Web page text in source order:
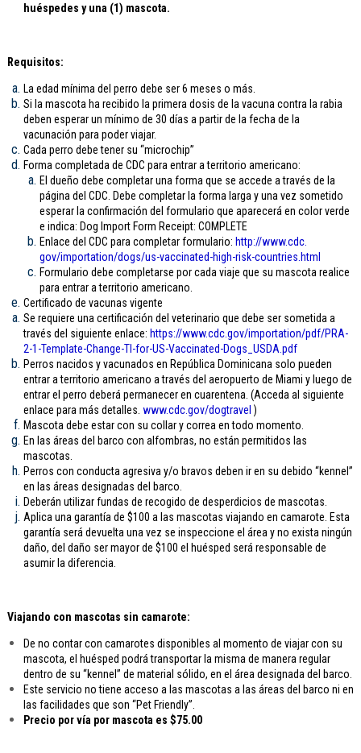
huéspedes y una (1) mascota.
Requisitos:
La edad mínima del perro debe ser 6 meses o más.
Si la mascota ha recibido la primera dosis de la vacuna contra la rabia
deben esperar un mínimo de 30 días a partir de la fecha de la
vacunación para poder viajar.
Cada perro debe tener su “microchip”
Forma completada de CDC para entrar a territorio americano:
El dueño debe completar una forma que se accede a través de la
página del CDC. Debe completar la forma larga y una vez sometido
esperar la confirmación del formulario que aparecerá en color verde
e indica: Dog Import Form Receipt: COMPLETE
Enlace del CDC para completar formulario: http://www.cdc.
gov/importation/dogs/us-vaccinated-high-risk-countries.html
Formulario debe completarse por cada viaje que su mascota realice
para entrar a territorio americano.
Certificado de vacunas vigente
Se requiere una certificación del veterinario que debe ser sometida a
través del siguiente enlace: https://www.cdc.gov/importation/pdf/PRA-
2-1-Template-Change-TI-for-US-Vaccinated-Dogs_USDA.pdf
Perros nacidos y vacunados en República Dominicana solo pueden
entrar a territorio americano a través del aeropuerto de Miami y luego de
entrar el perro deberá permanecer en cuarentena. (Acceda al siguiente
enlace para más detalles. www.cdc.gov/dogtravel )
Mascota debe estar con su collar y correa en todo momento.
En las áreas del barco con alfombras, no están permitidos las
mascotas.
Perros con conducta agresiva y/o bravos deben ir en su debido “kennel”
en las áreas designadas del barco.
Deberán utilizar fundas de recogido de desperdicios de mascotas.
Aplica una garantía de $100 a las mascotas viajando en camarote. Esta
garantía será devuelta una vez se inspeccione el área y no exista ningún
daño, del daño ser mayor de $100 el huésped será responsable de
asumir la diferencia.
Viajando con mascotas sin camarote:
De no contar con camarotes disponibles al momento de viajar con su
mascota, el huésped podrá transportar la misma de manera regular
dentro de su “kennel” de material sólido, en el área designada del barco.
Este servicio no tiene acceso a las mascotas a las áreas del barco ni en
las facilidades que son “Pet Friendly”.
Precio por vía por mascota es $75.00